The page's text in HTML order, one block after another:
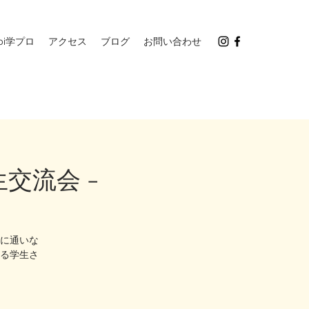
学プロ アクセス ブログ お問い合わせ
交流会 -
通いな
学生さ